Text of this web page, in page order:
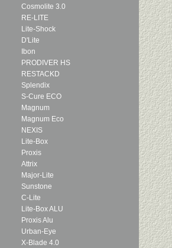
Cosmolite 3.0
RE-LITE
Lite-Shock
D'Lite
Ibon
PRODIVER HS
RESTACKD
Splendix
S-Cure ECO
Magnum
Magnum Eco
NEXIS
Lite-Box
Proxis
Attrix
Major-Lite
Sunstone
C-Lite
Lite-Box ALU
Proxis Alu
Urban-Eye
X-Blade 4.0